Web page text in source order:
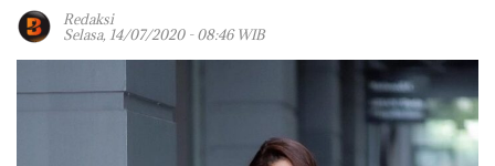
Redaksi
Selasa, 14/07/2020 - 08:46 WIB